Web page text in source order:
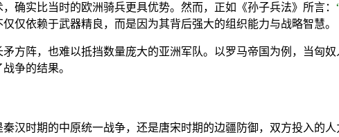
确实比当时的欧洲骑兵更具优势。然而，正如《孙子兵法》所言：
仅依赖于武器精良，而是因为其背后强大的组织能力与战略智慧。
方阵，也难以抵挡数量庞大的亚洲军队。以罗马帝国为例，当匈
争的结果。
汉时期的中原统一战争，还是唐宋时期的边疆防御，双方投入的